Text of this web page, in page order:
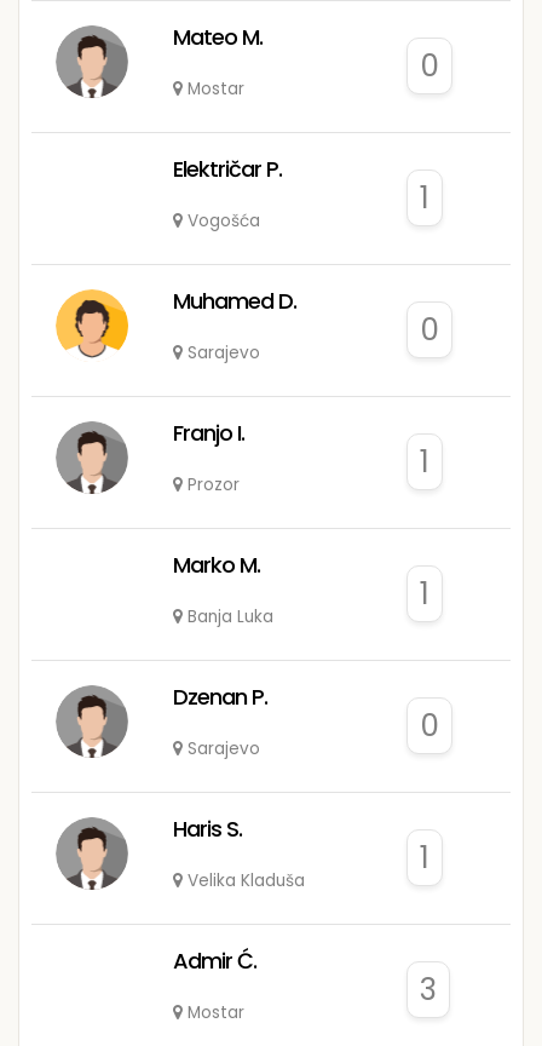
Mateo M.
Mostar
0
Električar P.
Vogošća
1
Muhamed D.
Sarajevo
0
Franjo I.
Prozor
1
Marko M.
Banja Luka
1
Dzenan P.
Sarajevo
0
Haris S.
Velika Kladuša
1
Admir Ć.
Mostar
3